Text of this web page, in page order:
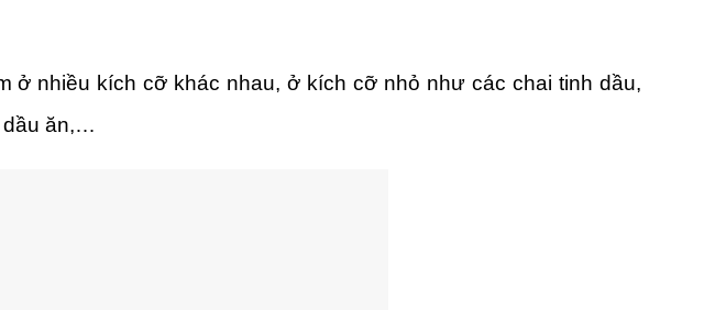
ở nhiều kích cỡ khác nhau, ở kích cỡ nhỏ như các chai tinh dầu,
dầu ăn,…